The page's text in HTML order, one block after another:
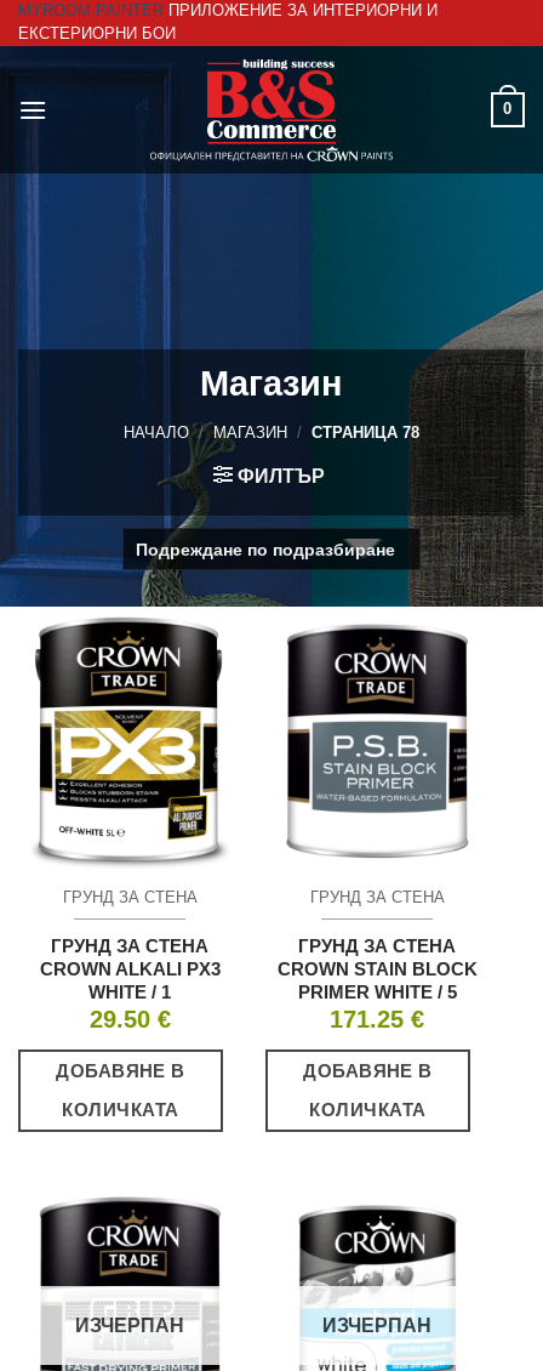
Skip
to
content
MYROOM-PAINTER ПРИЛОЖЕНИЕ ЗА ИНТЕРИОРНИ И
ЕКСТЕРИОРНИ БОИ
0
Магазин
НАЧАЛО / МАГАЗИН / СТРАНИЦА 78
ФИЛТЪР
ГРУНД ЗА СТЕНА
ГРУНД ЗА СТЕНА
CROWN ALKALI PX3
WHITE / 1
29.50 €
ДОБАВЯНЕ В
КОЛИЧКАТА
ГРУНД ЗА СТЕНА
ГРУНД ЗА СТЕНА
CROWN STAIN BLOCK
PRIMER WHITE / 5
171.25 €
ДОБАВЯНЕ В
КОЛИЧКАТА
ИЗЧЕРПАН ИЗЧЕРПАН